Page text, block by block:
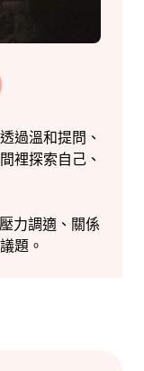
過溫和提問、
裡探索自己、
力調適、關係
題。